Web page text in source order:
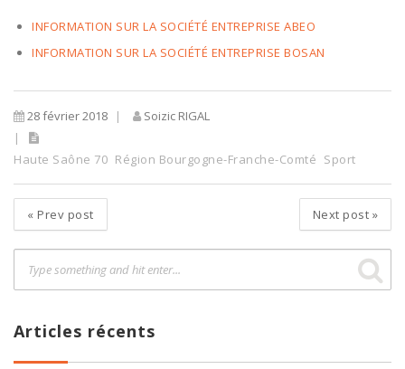
INFORMATION SUR LA SOCIÉTÉ ENTREPRISE ABEO
INFORMATION SUR LA SOCIÉTÉ ENTREPRISE BOSAN
28 février 2018 Soizic RIGAL
Haute Saône 70 Région Bourgogne-Franche-Comté Sport
« Prev post Next post »
Articles récents